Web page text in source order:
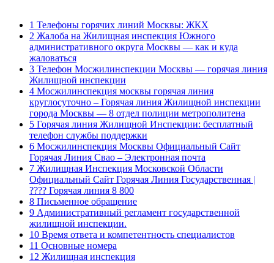
1 Телефоны горячих линий Москвы: ЖКХ
2 Жалоба на Жилищная инспекция Южного
административного округа Москвы — как и куда
жаловаться
3 Телефон Мосжилинспекции Москвы — горячая линия
Жилищной инспекции
4 Мосжилинспекция москвы горячая линия
круглосуточно – Горячая линия Жилищной инспекции
города Москвы — 8 отдел полиции метрополитена
5 Горячая линия Жилищной Инспекции: бесплатный
телефон службы поддержки
6 Мосжилинспекция Москвы Официальный Сайт
Горячая Линия Свао – Электронная почта
7 Жилищная Инспекция Московской Области
Официальный Сайт Горячая Линия Государственная |
???? Горячая линия 8 800
8 Письменное обращение
9 Административный регламент государственной
жилищной инспекции.
10 Время ответа и компетентность специалистов
11 Основные номера
12 Жилищная инспекция